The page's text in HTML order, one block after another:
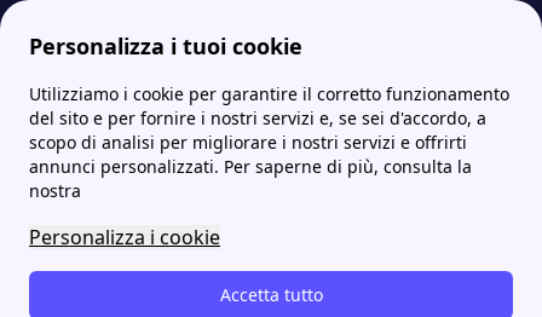
Personalizza i tuoi cookie
Utilizziamo i cookie per garantire il corretto funzionamento
del sito e per fornire i nostri servizi e, se sei d'accordo, a
scopo di analisi per migliorare i nostri servizi e offrirti
annunci personalizzati. Per saperne di più, consulta la
nostra
Personalizza i cookie
Accetta tutto
Papernest.it MoreIren Iren opinioni clienti: tariffe, digitale e assistenza nei commenti online
Iren opinioni clienti:
tariffe, digitale e
assistenza nei commenti